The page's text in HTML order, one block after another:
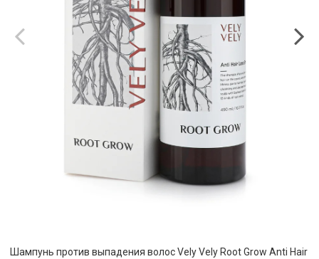
Шампунь против выпадения волос Vely Vely Root Grow Anti Hair